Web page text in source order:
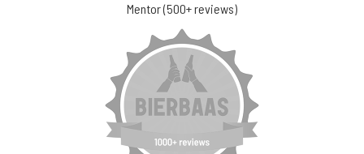
Mentor (500+ reviews)